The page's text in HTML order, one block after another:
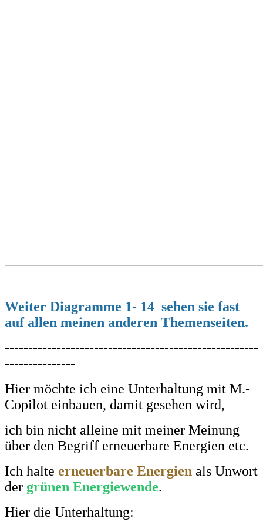
Weiter Diagramme 1- 14 sehen sie fast
auf allen meinen anderen Themenseiten.
------------------------------------------------------
---------------
Hier möchte ich eine Unterhaltung mit M.-
Copilot einbauen, damit gesehen wird,
ich bin nicht alleine mit meiner Meinung
über den Begriff erneuerbare Energien etc.
Ich halte erneuerbare Energien als Unwort
der grünen Energiewende.
Hier die Unterhaltung: